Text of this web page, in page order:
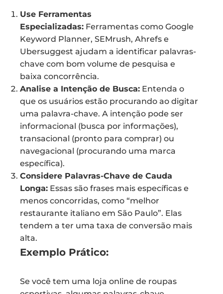
Use Ferramentas
Especializadas: Ferramentas como Google
Keyword Planner, SEMrush, Ahrefs e
Ubersuggest ajudam a identificar palavras-
chave com bom volume de pesquisa e
baixa concorrência.
Analise a Intenção de Busca: Entenda o
que os usuários estão procurando ao digitar
uma palavra-chave. A intenção pode ser
informacional (busca por informações),
transacional (pronto para comprar) ou
navegacional (procurando uma marca
específica).
Considere Palavras-Chave de Cauda
Longa: Essas são frases mais específicas e
menos concorridas, como “melhor
restaurante italiano em São Paulo”. Elas
tendem a ter uma taxa de conversão mais
alta.
Exemplo Prático:
Se você tem uma loja online de roupas